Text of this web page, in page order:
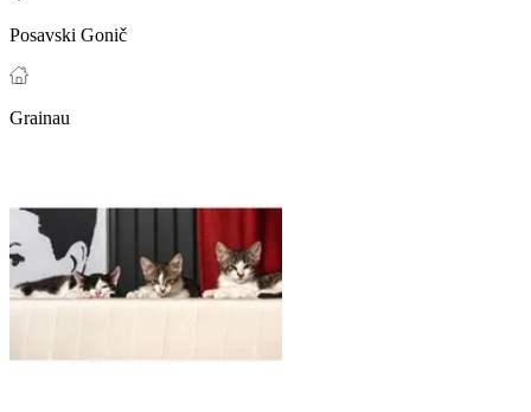
Posavski Gonič
Grainau